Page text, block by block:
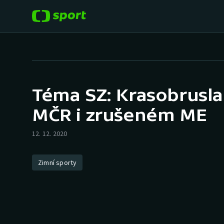
Hokej
Tenis
Cyklistika
Baseball a softbal
Basketbal
Téma SZ:
MČR i zrušeném ME
12. 12. 2020
Zimní sporty